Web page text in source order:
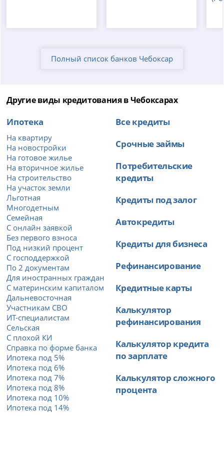
Полный список банков Чебоксар
Другие виды кредитования в Чебоксарах
Ипотека
На квартиру
На новостройки
На готовое жилье
На вторичное жилье
На строительство
На участок земли
Льготная
Многодетным
Семейная
С онлайн заявкой
Без первого взноса
Под низкий процент
С господдержкой
По 2 документам
Для иностранных граждан
С материнским капиталом
Дальневосточная
Участникам СВО
ИТ-специалистам
Сельская
С плохой КИ
Справка по форме банка
Ипотека под 5%
Ипотека под 6%
Ипотека под 7%
Ипотека под 8%
Ипотека под 10%
Ипотека под 14%
Все кредиты
Срочные займы
Потребительские
кредиты
Кредиты под залог
Автокредиты
Кредиты для бизнеса
Рефинансирование
Кредитные карты
Калькулятор
рефинансирования
Калькулятор кредита
по зарплате
Калькулятор сложного
процента